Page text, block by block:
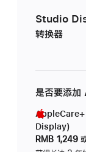
Studio
转换器
是否要添
AppleCare+
Display)
RMB 1,249